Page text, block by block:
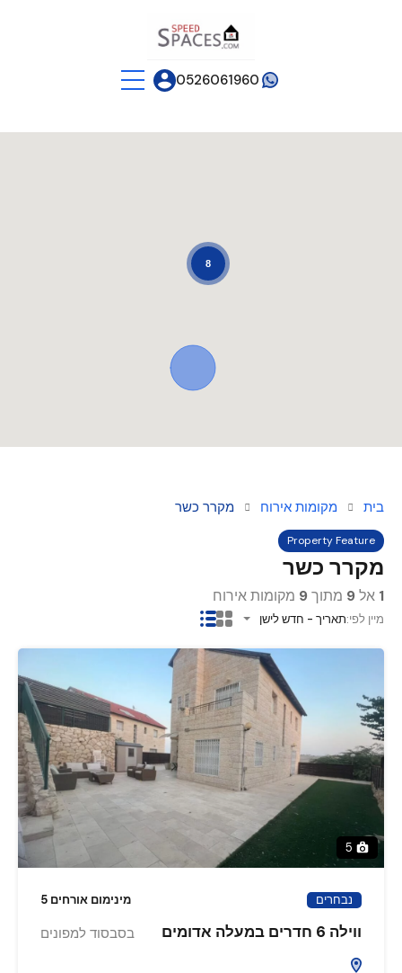
0526061960
8
בית מקומות אירוח מקרר כשר
Property Feature
מקרר כשר
1 אל9 מתוך9 מקומות אירוח
מיין לפי:תאריך - חדש לישן
5
נבחרים מינימום אורחים 5
ווילה 6 חדרים במעלה אדומים בסבסוד למפונים